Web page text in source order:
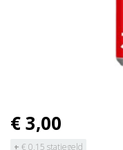
€ 3,00
+ € 0,15 statiegeld